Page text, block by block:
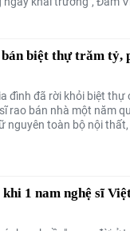
biệt thự trăm tỷ,
đình đã rời khỏi biệt thự
rao bán nhà một năm
nguyên toàn bộ nội
1 nam nghệ sĩ